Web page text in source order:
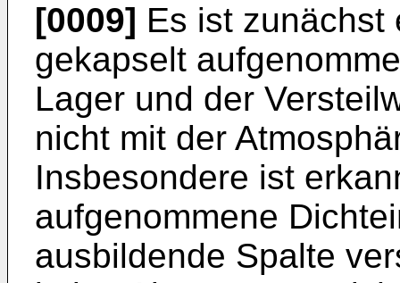
[0009] Es ist zunächst
gekapselt
Lager und der
nicht mit der
Insbesondere ist
aufgenommene
ausbildende Spalte